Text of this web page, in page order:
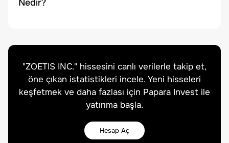
Nedir?
"ZOETIS INC." hissesini canlı verilerle takip et,
öne çıkan istatistikleri incele. Yeni hisseleri
keşfetmek ve daha fazlası için Papara Invest ile
yatırıma başla.
Hesap Aç